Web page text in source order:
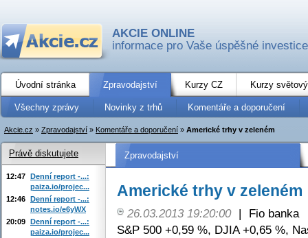
AKCIE ONLINE
informace pro Vaše úspěšné investice
Úvodní stránka Zpravodajství Kurzy CZ Kurzy
Všechny zprávy Novinky z trhů Komentáře a doporučení
Akcie.cz » Zpravodajství » Komentáře a doporučení » Americké trhy v zeleném
Zpravodajství
Americké trhy v zeleném
26.03.2013 19:20:00 |
Fio banka
S&P 500 +0,59 %, DJIA +0,65 %,
Právě diskutujete
12:47 Denní report -...:
paiza.io/projec...
12:46 Denní report -...:
notes.io/e6yWX
20:09 Denní report -...:
paiza.io/projec...